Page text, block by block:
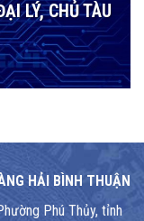
LÝ, CHỦ TÀU
HẢI BÌNH THUẬN
Phú Thủy, tỉnh